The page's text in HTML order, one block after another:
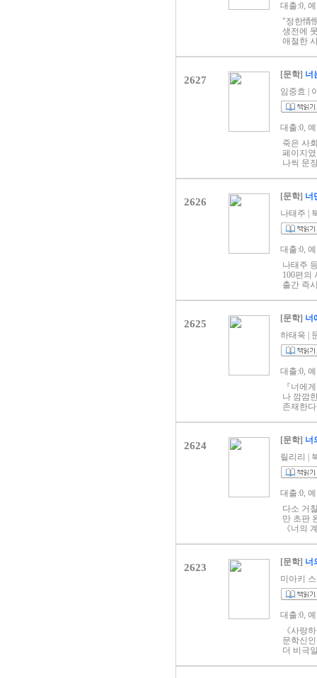
한 정신
협적인
나가기
의 작가
린 소녀
한 존재
1위에
존 에디
판매 『
결정! 스
스] 베
착하며,
을 그려
를 배경
속에서
직후 아
사랑한
라는 장
다. 암흑
습이 걷
다움이
을 내다
다. 알
후 예전
그와 함
코라는
엄마는
알래스
연약한
거운 마
과도해
방치할
로 혼란
보며 레
라고는
없다는
어 소녀
의 자연
자신이
이 고요
렇지 않
그린 이
환경 속
을 인정
시 영화
대출:0,
"정한情
생전에
애절한
가없이
서리서
내 아픈
악보도
악기도
외쳐 볼
들어 줄
밤새 핏
내 밤이
- 「5월
2627 [문학] 너
임중효 |
대출:0,
죽은 사
페이지
나씩 문
걸듯이
책의 문
한 듯 다
2626 [문학] 너
나태주 |
대출:0,
나태주
100편의
출간 즉
포함하
무르익
가 사랑
도 특별
렁이게
분 좋은
수 없는
워질 것
뉘어 있
쓰면 된
리그라
음》에
머금은
심하게
른 재미
〈부탁
을 활짝
그 대상
있다. 나
워한다.
직하고
에 우리
축되어
단 그리
살아내
고, 때로
코 시들
2625 [문학] 너
하태욱 |
대출:0,
『너에
나 깜깜
존재한
2624 [문학] 너
릴리리 |
대출:0,
다소 거
만 초판
《너의
이 내리
랗게 연
서도 조
은 전자
의 수학
나 다영
요.” 다
현주의
이상한
가진 ‘
2623 [문학] 너
미아키
대출:0,
《사랑
문학신
더 비극